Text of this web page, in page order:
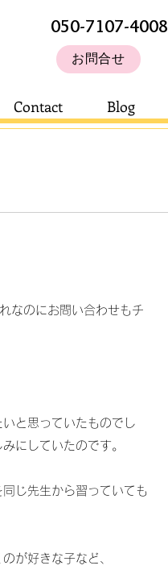
050-7107-4008
お問合せ
Contact Blog
なのにお問い合わせもチ
と思っていたものでし
にしていたのです。
じ先生から習っていても
が好きな子など、